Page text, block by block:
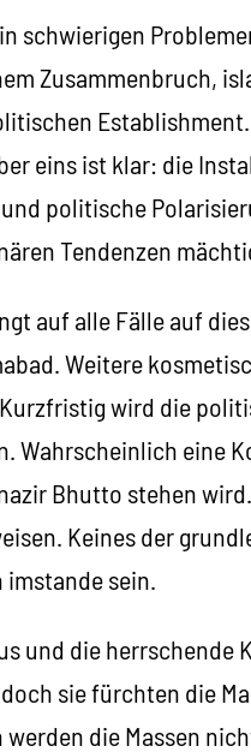
schwierigen
Zusammenbruch,
eins ist klar: die
politische
Tendenzen
auf alle Fälle auf
Weitere
wird die
Wahrscheinlich eine
Bhutto stehen
Keines der
imstande sein.
und die
sie fürchten die
die Massen